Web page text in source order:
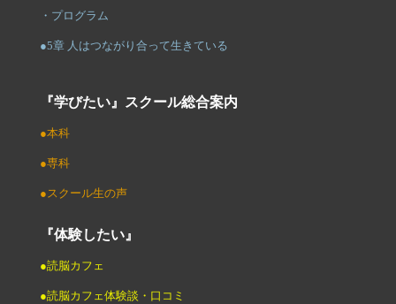
・プログラム
●5章 人はつながり合って生きている
『学びたい』スクール総合案内
●本科
●専科
●スクール生の声
『体験したい』
●読脳カフェ
●読脳カフェ体験談・口コミ